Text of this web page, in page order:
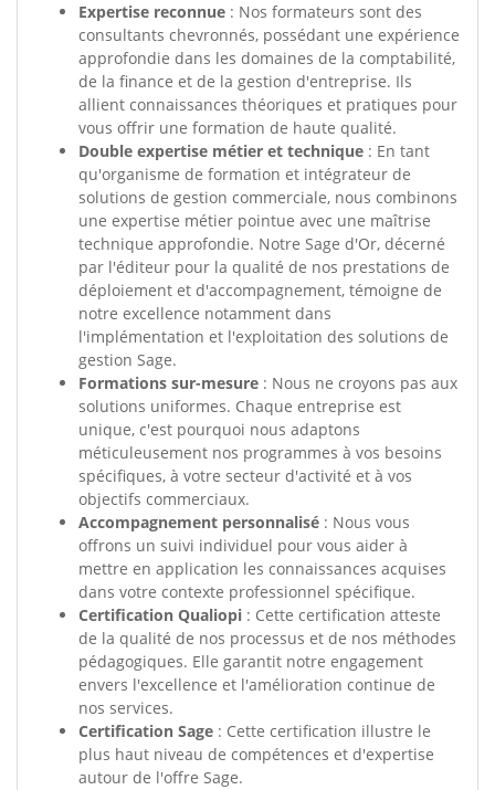
Expertise reconnue : Nos formateurs sont des
consultants chevronnés, possédant une expérience
approfondie dans les domaines de la comptabilité,
de la finance et de la gestion d'entreprise. Ils
allient connaissances théoriques et pratiques pour
vous offrir une formation de haute qualité.
Double expertise métier et technique : En tant
qu'organisme de formation et intégrateur de
solutions de gestion commerciale, nous combinons
une expertise métier pointue avec une maîtrise
technique approfondie. Notre Sage d'Or, décerné
par l'éditeur pour la qualité de nos prestations de
déploiement et d'accompagnement, témoigne de
notre excellence notamment dans
l'implémentation et l'exploitation des solutions de
gestion Sage.
Formations sur-mesure : Nous ne croyons pas aux
solutions uniformes. Chaque entreprise est
unique, c'est pourquoi nous adaptons
méticuleusement nos programmes à vos besoins
spécifiques, à votre secteur d'activité et à vos
objectifs commerciaux.
Accompagnement personnalisé : Nous vous
offrons un suivi individuel pour vous aider à
mettre en application les connaissances acquises
dans votre contexte professionnel spécifique.
Certification Qualiopi : Cette certification atteste
de la qualité de nos processus et de nos méthodes
pédagogiques. Elle garantit notre engagement
envers l'excellence et l'amélioration continue de
nos services.
Certification Sage : Cette certification illustre le
plus haut niveau de compétences et d'expertise
autour de l'offre Sage.